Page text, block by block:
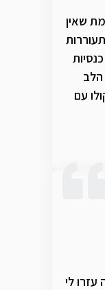
שאין
הלב
עם
כל
מחדש
❤️
לי